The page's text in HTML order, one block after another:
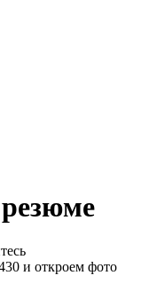
и откроем фото